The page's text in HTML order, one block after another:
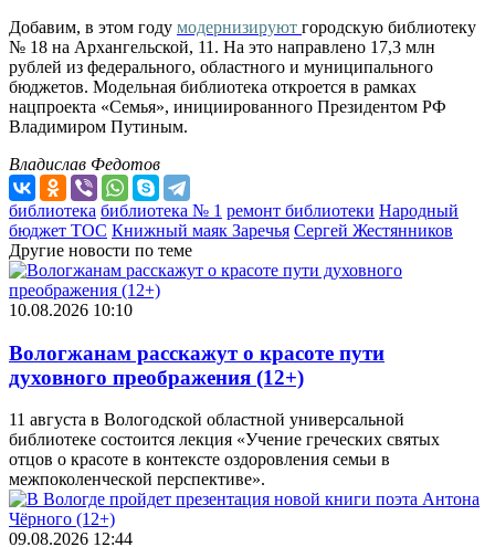
Добавим, в этом году модернизируют городскую библиотеку
№ 18 на Архангельской, 11. На это направлено 17,3 млн
рублей из федерального, областного и муниципального
бюджетов. Модельная библиотека откроется в рамках
нацпроекта «Семья», инициированного Президентом РФ
Владимиром Путиным.
Владислав Федотов
библиотека библиотека № 1 ремонт библиотеки Народный
бюджет ТОС Книжный маяк Заречья Сергей Жестянников
Другие новости по теме
10.08.2026 10:10
Вологжанам расскажут о красоте пути
духовного преображения (12+)
11 августа в Вологодской областной универсальной
библиотеке состоится лекция «Учение греческих святых
отцов о красоте в контексте оздоровления семьи в
межпоколенческой перспективе».
09.08.2026 12:44